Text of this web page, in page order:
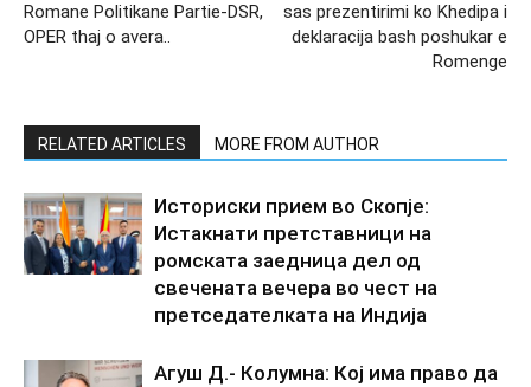
Romane Politikane Partie-DSR,
OPER thaj o avera..
sas prezentirimi ko Khedipa i
deklaracija bash poshukar e
Romenge
RELATED ARTICLES MORE FROM AUTHOR
Историски прием во Скопје:
Истакнати претставници на
ромската заедница дел од
свечената вечера во чест на
претседателката на Индија
Агуш Д.- Колумна: Кој има право да